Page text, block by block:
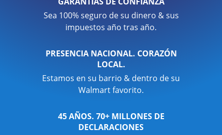
Sea 100% seguro de su dinero & sus
impuestos año tras año.
PRESENCIA NACIONAL. CORAZÓN
LOCAL.
Estamos en su barrio & dentro de su
Walmart favorito.
45 AÑOS. 70+ MILLONES DE
DECLARACIONES